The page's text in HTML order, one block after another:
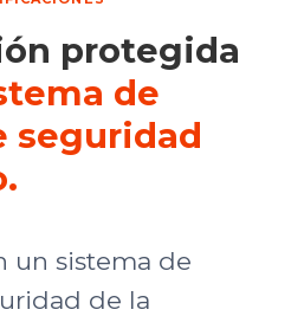
protegida
de
seguridad
un sistema de
de la